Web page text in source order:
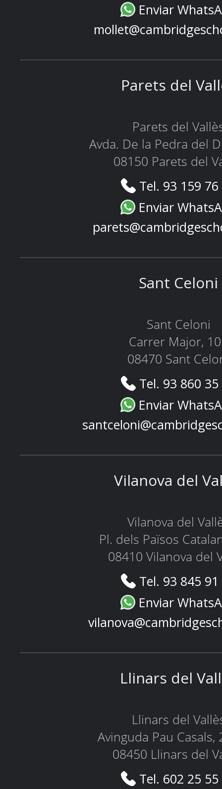
Enviar
Parets del
Parets del
Avda. De la Pedra del
08150 Parets del
Tel. 93 159
Enviar
Sant Celoni
Sant Celoni
Carrer Major,
08470 Sant
Tel. 93 860
Enviar
Vilanova del
Vilanova del
Pl. dels Països
08410 Vilanova del
Tel. 93 845
Enviar
Llinars del
Llinars del
Avinguda Pau Casals,
08450 Llinars del
Tel. 602 25